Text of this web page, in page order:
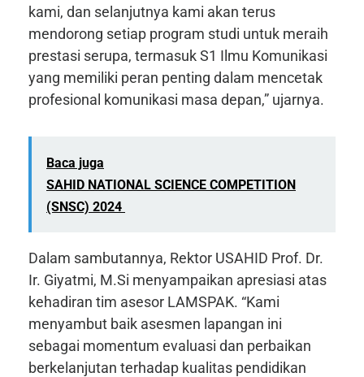
kami, dan selanjutnya kami akan terus
mendorong setiap program studi untuk meraih
prestasi serupa, termasuk S1 Ilmu Komunikasi
yang memiliki peran penting dalam mencetak
profesional komunikasi masa depan,” ujarnya.
Baca juga
SAHID NATIONAL SCIENCE COMPETITION
(SNSC) 2024
Dalam sambutannya, Rektor USAHID Prof. Dr.
Ir. Giyatmi, M.Si menyampaikan apresiasi atas
kehadiran tim asesor LAMSPAK. “Kami
menyambut baik asesmen lapangan ini
sebagai momentum evaluasi dan perbaikan
berkelanjutan terhadap kualitas pendidikan